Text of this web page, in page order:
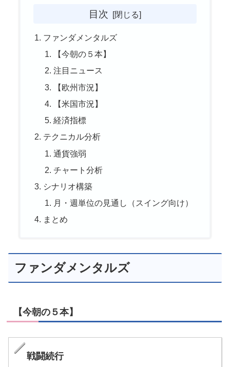
目次
ファンダメンタルズ
【今朝の５本】
注目ニュース
【欧州市況】
【米国市況】
経済指標
テクニカル分析
通貨強弱
チャート分析
シナリオ構築
月・週単位の見通し（スイング向け）
まとめ
ファンダメンタルズ
【今朝の５本】
戦闘続行